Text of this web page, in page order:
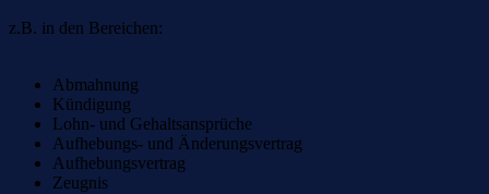
z.B. in den Bereichen:
Abmahnung
Kündigung
Lohn- und Gehaltsansprüche
Aufhebungs- und Änderungsvertrag
Aufhebungsvertrag
Zeugnis